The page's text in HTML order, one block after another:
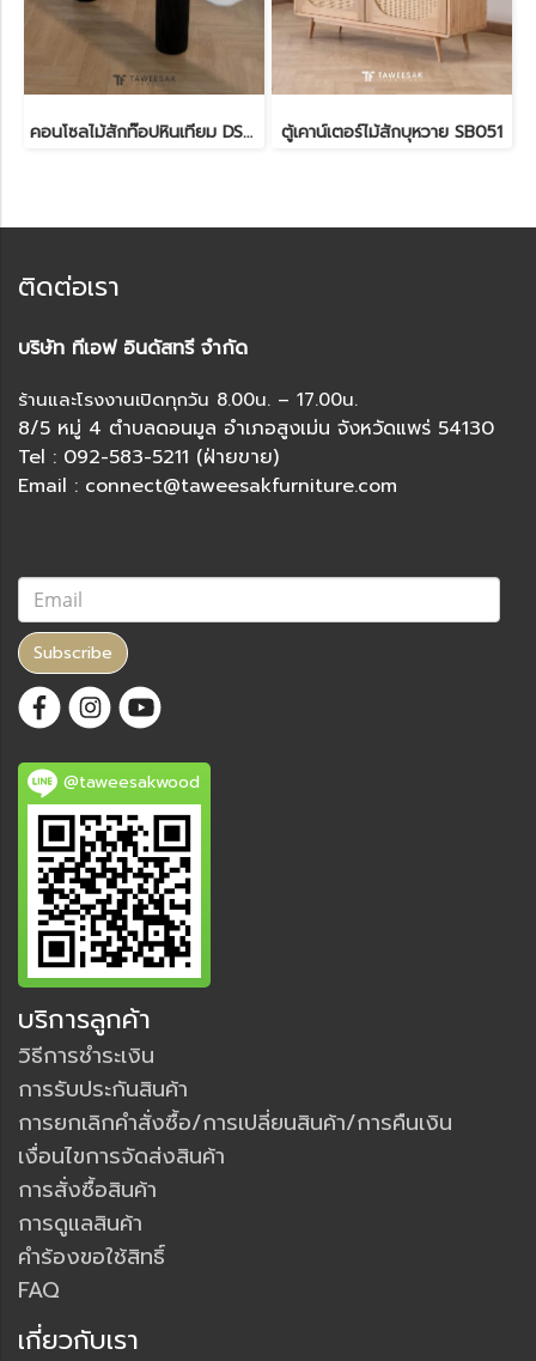
คอนโซลไม้สักท๊อปหินเทียม DS202 ตู้เคาน์เตอร์ไม้สักบุหวาย SB051
ติดต่อเรา
บริษัท ทีเอฟ อินดัสทรี จำกัด
ร้านและโรงงานเปิดทุกวัน 8.00น. – 17.00น.
8/5 หมู่ 4 ตำบลดอนมูล อำเภอสูงเม่น จังหวัดแพร่ 54130
Tel : 092-583-5211 (ฝ่ายขาย)
Email : connect@taweesakfurniture.com
Subscribe
@taweesakwood
บริการลูกค้า
วิธีการชำระเงิน
การรับประกันสินค้า
การยกเลิกคำสั่งซื้อ/การเปลี่ยนสินค้า/การคืนเงิน
เงื่อนไขการจัดส่งสินค้า
การสั่งซื้อสินค้า
การดูแลสินค้า
คำร้องขอใช้สิทธิ์
FAQ
เกี่ยวกับเรา